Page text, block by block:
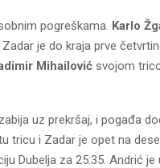
pogreškama. Karlo
je do kraja prve
Mihailović svojom
zabija uz prekršaj, i pogađa
tricu i Zadar je opet na
Dubelja za 25:35. Andrić